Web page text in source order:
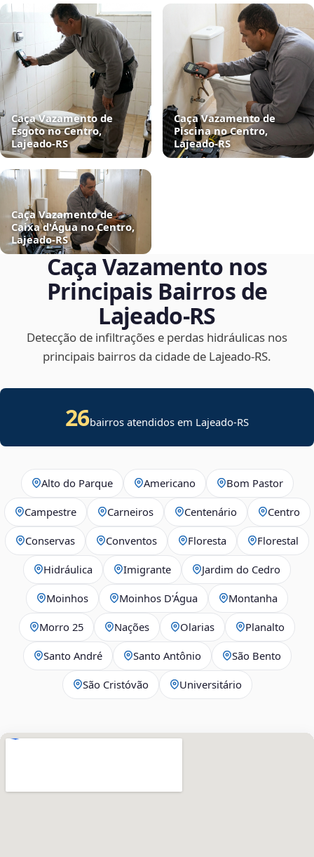
Caça Vazamento de
Esgoto no Centro,
Lajeado‑RS
Caça Vazamento de
Piscina no Centro,
Lajeado‑RS
Caça Vazamento de
Caixa d'Água no Centro,
Lajeado‑RS
Caça Vazamento nos
Principais Bairros de
Lajeado‑RS
Detecção de infiltrações e perdas hidráulicas nos
principais bairros da cidade de Lajeado‑RS.
26bairros atendidos em Lajeado-RS
Alto do Parque Americano Bom Pastor
Campestre Carneiros Centenário Centro
Conservas Conventos Floresta Florestal
Hidráulica Imigrante Jardim do Cedro
Moinhos Moinhos D'Água Montanha
Morro 25 Nações Olarias Planalto
Santo André Santo Antônio São Bento
São Cristóvão Universitário